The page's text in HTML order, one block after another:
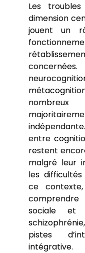
Les
dimension
jouent un
entre
restent
malgré leur
les difficultés
ce
sociale et
pistes
intégrative.